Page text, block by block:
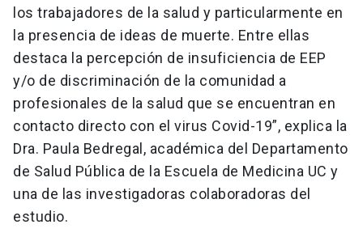
los trabajadores de la salud y particularmente en
la presencia de ideas de muerte. Entre ellas
destaca la percepción de insuficiencia de EEP
y/o de discriminación de la comunidad a
profesionales de la salud que se encuentran en
contacto directo con el virus Covid-19”, explica la
Dra. Paula Bedregal, académica del Departamento
de Salud Pública de la Escuela de Medicina UC y
una de las investigadoras colaboradoras del
estudio.